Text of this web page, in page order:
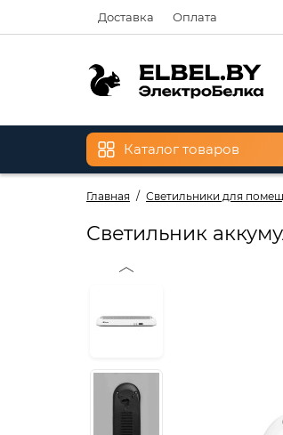
Доставка Оплата
Каталог товаров
Главная Светильники для
Светильник